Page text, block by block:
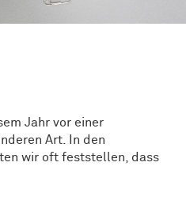
Jahr vor einer
Art. In den
wir oft feststellen, dass